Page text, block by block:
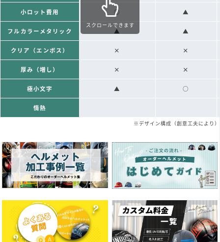
小ロット費用 ○ ▲
フルカラーメタリック ▲ ▲
クリア（エンボス） × ×
厚み（増し） × ×
極小文字 ▲ ○
情熱
※デザイン構成（創意工夫により）
スクロールできます